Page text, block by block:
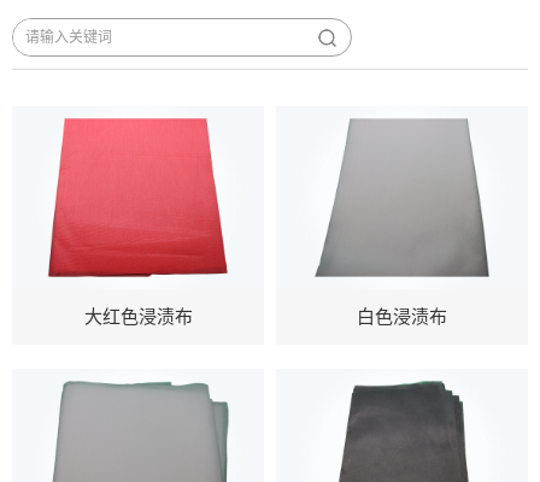
大红色浸渍布 白色浸渍布